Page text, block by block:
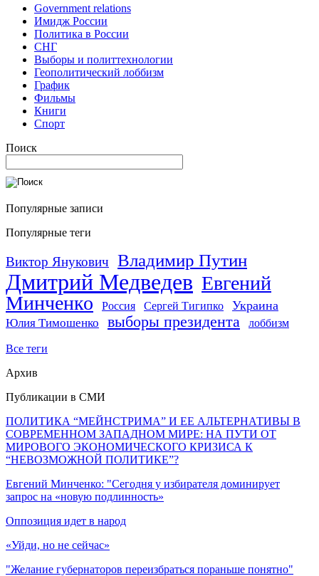
Government relations
Имидж России
Политика в России
СНГ
Выборы и политтехнологии
Геополитический лоббизм
График
Фильмы
Книги
Спорт
Поиск
Популярные записи
Популярные теги
Виктор Янукович Владимир Путин
Дмитрий Медведев Евгений
Минченко
Россия Сергей Тигипко Украина
Юлия Тимошенко выборы президента лоббизм
Все теги
Архив
Публикации в СМИ
ПОЛИТИКА “МЕЙНСТРИМА” И ЕЕ АЛЬТЕРНАТИВЫ В
СОВРЕМЕННОМ ЗАПАДНОМ МИРЕ: НА ПУТИ ОТ
МИРОВОГО ЭКОНОМИЧЕСКОГО КРИЗИСА К
“НЕВОЗМОЖНОЙ ПОЛИТИКЕ”?
Евгений Минченко: "Сегодня у избирателя доминирует
запрос на «новую подлинность»
Оппозиция идет в народ
«Уйди, но не сейчас»
"Желание губернаторов переизбраться пораньше понятно"